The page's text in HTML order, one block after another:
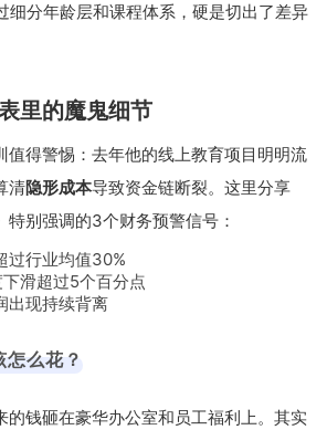
细分年龄层和课程体系，硬是切出了差异
里的魔鬼细节
值得警惕：去年他的线上教育项目明明流
清隐形成本导致资金链断裂。这里分享
特别强调的3个财务预警信号：
过行业均值30%
滑超过5个百分点
出现持续背离
么花？
的钱砸在豪华办公室和员工福利上。其实